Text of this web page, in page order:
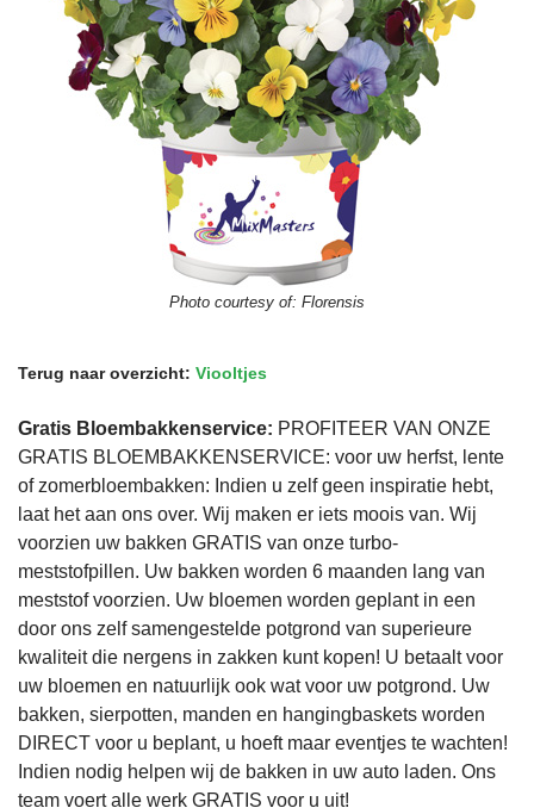
Photo courtesy of: Florensis
Terug naar overzicht: Viooltjes
Gratis Bloembakkenservice: PROFITEER VAN ONZE
GRATIS BLOEMBAKKENSERVICE: voor uw herfst, lente
of zomerbloembakken: Indien u zelf geen inspiratie hebt,
laat het aan ons over. Wij maken er iets moois van. Wij
voorzien uw bakken GRATIS van onze turbo-
meststofpillen. Uw bakken worden 6 maanden lang van
meststof voorzien. Uw bloemen worden geplant in een
door ons zelf samengestelde potgrond van superieure
kwaliteit die nergens in zakken kunt kopen! U betaalt voor
uw bloemen en natuurlijk ook wat voor uw potgrond. Uw
bakken, sierpotten, manden en hangingbaskets worden
DIRECT voor u beplant, u hoeft maar eventjes te wachten!
Indien nodig helpen wij de bakken in uw auto laden. Ons
team voert alle werk GRATIS voor u uit!